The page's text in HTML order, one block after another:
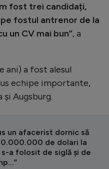
fost trei candidați,
pe fostul antrenor de la
un CV mai bun”, a
ani) a fost alesul
echipe importante,
și Augsburg.
un afacerist dornic să
de dolari la
s-a folosit de siglă și de